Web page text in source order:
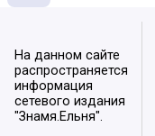
На данном сайте
распространяется
информация
сетевого издания
"Знамя.Ельня".